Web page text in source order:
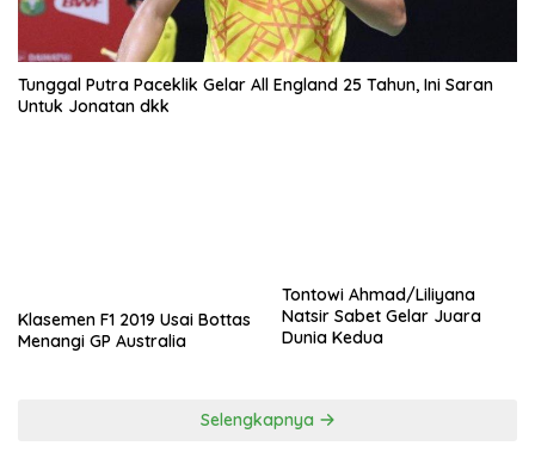
Tunggal Putra Paceklik Gelar All England 25 Tahun, Ini Saran
Untuk Jonatan dkk
Klasemen F1 2019 Usai Bottas
Menangi GP Australia
Tontowi Ahmad/Liliyana
Natsir Sabet Gelar Juara
Dunia Kedua
Selengkapnya